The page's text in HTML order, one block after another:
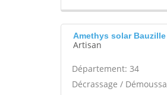
Amethys solar
Artisan
Département: 34
Décrassage /